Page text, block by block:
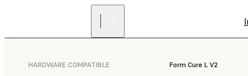
HARDWARE COMPATIBLE Form Cure L V2